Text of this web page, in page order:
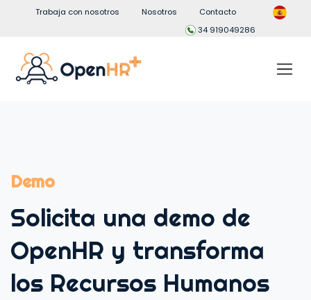
Trabaja con nosotros Nosotros
Contacto
34 919049286
Demo
Solicita una demo de
OpenHR y transforma
los Recursos Humanos